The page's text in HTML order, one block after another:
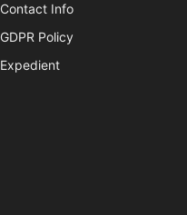
Contact Info
GDPR Policy
Expedient